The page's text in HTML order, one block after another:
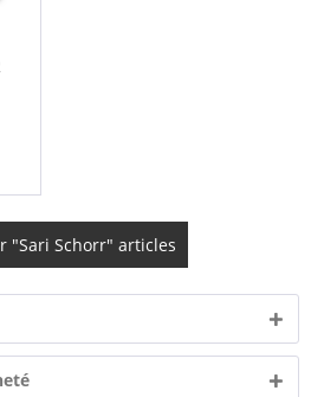
"Sari Schorr" articles